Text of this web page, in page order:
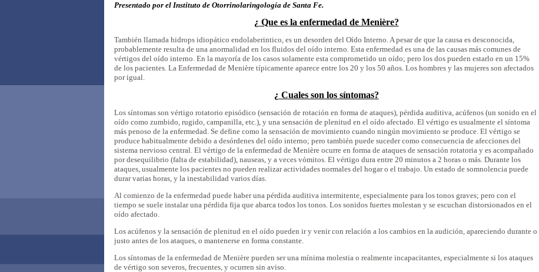
Presentado por el Instituto de Otorrinolaringología de Santa Fe.
¿ Que es la enfermedad de Menière?
También llamada hidrops idiopático endolaberintico, es un desorden del Oído Interno. A pesar de que la causa es desconocida,
probablemente resulta de una anormalidad en los fluidos del oído interno. Esta enfermedad es una de las causas más comunes de
vértigos del oído interno. En la mayoría de los casos solamente esta comprometido un oído; pero los dos pueden estarlo en un 15%
de los pacientes. La Enfermedad de Menière típicamente aparece entre los 20 y los 50 años. Los hombres y las mujeres son afectados
por igual.
¿ Cuales son los síntomas?
Los síntomas son vértigo rotatorio episódico (sensación de rotación en forma de ataques), pérdida auditiva, acúfenos (un sonido en el
oído como zumbido, rugido, campanilla, etc.), y una sensación de plenitud en el oído afectado. El vértigo es usualmente el síntoma
más penoso de la enfermedad. Se define como la sensación de movimiento cuando ningún movimiento se produce. El vértigo se
produce habitualmente debido a desórdenes del oído interno; pero también puede suceder como consecuencia de afecciones del
sistema nervioso central. El vértigo de la enfermedad de Menière ocurre en forma de ataques de sensación rotatoria y es acompañado
por desequilibrio (falta de estabilidad), nauseas, y a veces vómitos. El vértigo dura entre 20 minutos a 2 horas o más. Durante los
ataques, usualmente los pacientes no pueden realizar actividades normales del hogar o el trabajo. Un estado de somnolencia puede
durar varias horas, y la inestabilidad varios días.
Al comienzo de la enfermedad puede haber una pérdida auditiva intermitente, especialmente para los tonos graves; pero con el
tiempo se suele instalar una pérdida fija que abarca todos los tonos. Los sonidos fuertes molestan y se escuchan distorsionados en el
oído afectado.
Los acúfenos y la sensación de plenitud en el oído pueden ir y venir con relación a los cambios en la audición, apareciendo durante o
justo antes de los ataques, o mantenerse en forma constante.
Los síntomas de la enfermedad de Menière pueden ser una mínima molestia o realmente incapacitantes, especialmente si los ataques
de vértigo son severos, frecuentes, y ocurren sin aviso.